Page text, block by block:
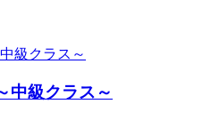
級クラス～